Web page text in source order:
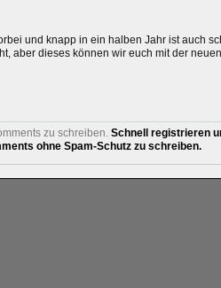
und knapp in ein halben Jahr ist auch
aber dieses können wir euch mit der
zu schreiben. Schnell registrieren
ohne Spam-Schutz zu schreiben.